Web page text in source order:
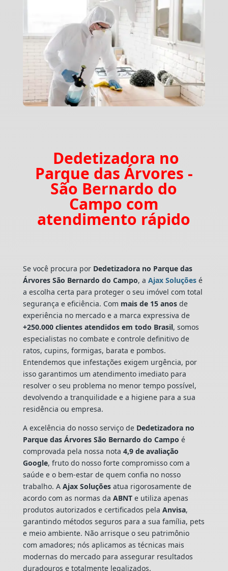
Dedetizadora no
Parque das Árvores -
São Bernardo do
Campo com
atendimento rápido
Se você procura por Dedetizadora no Parque das
Árvores São Bernardo do Campo, a Ajax Soluçõesé
a escolha certa para proteger o seu imóvel com total
segurança e eficiência. Com mais de 15 anosde
experiência no mercado e a marca expressiva de
+250.000 clientes atendidos em todo Brasil, somos
especialistas no combate e controle definitivo de
ratos, cupins, formigas, barata e pombos.
Entendemos que infestações exigem urgência, por
isso garantimos um atendimento imediato para
resolver o seu problema no menor tempo possível,
devolvendo a tranquilidade e a higiene para a sua
residência ou empresa.
A excelência do nosso serviço de Dedetizadora no
Parque das Árvores São Bernardo do Campo é
comprovada pela nossa nota 4,9 de avaliação
Google, fruto do nosso forte compromisso com a
saúde e o bem-estar de quem confia no nosso
trabalho. A Ajax Soluçõesatua rigorosamente de
acordo com as normas da ABNTe utiliza apenas
produtos autorizados e certificados pela Anvisa,
garantindo métodos seguros para a sua família, pets
e meio ambiente. Não arrisque o seu patrimônio
com amadores; nós aplicamos as técnicas mais
modernas do mercado para assegurar resultados
duradouros e totalmente legalizados.